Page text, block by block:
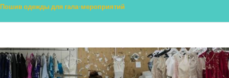
Пошив одежды для гала-мероприятий